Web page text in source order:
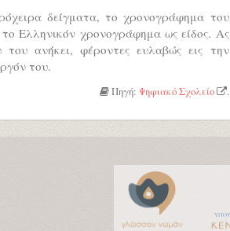
δείγματα, το χρονογράφημα του
Ελληνικόν χρονογράφημα ως είδος. Ας
ανήκει, φέροντες ευλαβώς εις την
του.
Πηγή: Ψηφιακό Σχολείο .